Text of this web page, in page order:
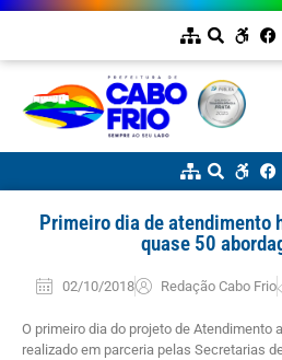
Primeiro dia de
quase 50
02/10/2018 Redação Cabo Frio
O primeiro dia do projeto de Atendimento
realizado em parceria pelas Secretarias